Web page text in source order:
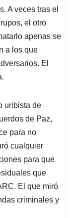
A veces tras el
el otro
apenas se
a los que
El
uribista de
de Paz,
para no
cualquier
para que
que
El que miró
criminales y